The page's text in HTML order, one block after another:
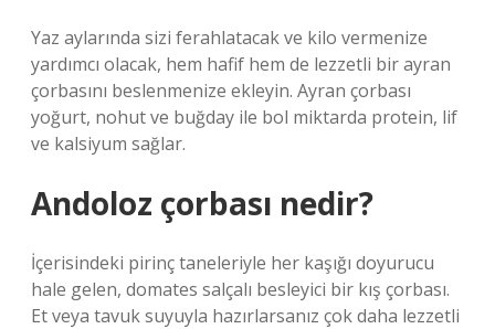
Yaz aylarında sizi ferahlatacak ve kilo vermenize
yardımcı olacak, hem hafif hem de lezzetli bir ayran
çorbasını beslenmenize ekleyin. Ayran çorbası
yoğurt, nohut ve buğday ile bol miktarda protein, lif
ve kalsiyum sağlar.
Andoloz çorbası nedir?
İçerisindeki pirinç taneleriyle her kaşığı doyurucu
hale gelen, domates salçalı besleyici bir kış çorbası.
Et veya tavuk suyuyla hazırlarsanız çok daha lezzetli